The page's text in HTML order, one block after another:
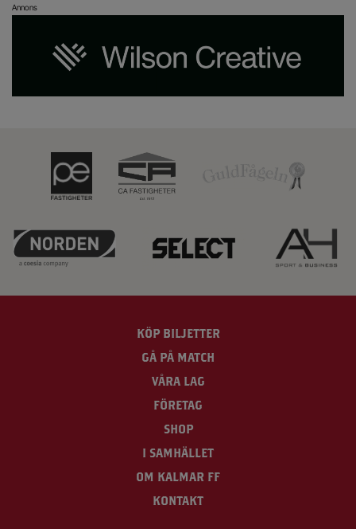
Annons
KÖP BILJETTER
GÅ PÅ MATCH
VÅRA LAG
FÖRETAG
SHOP
I SAMHÄLLET
OM KALMAR FF
KONTAKT